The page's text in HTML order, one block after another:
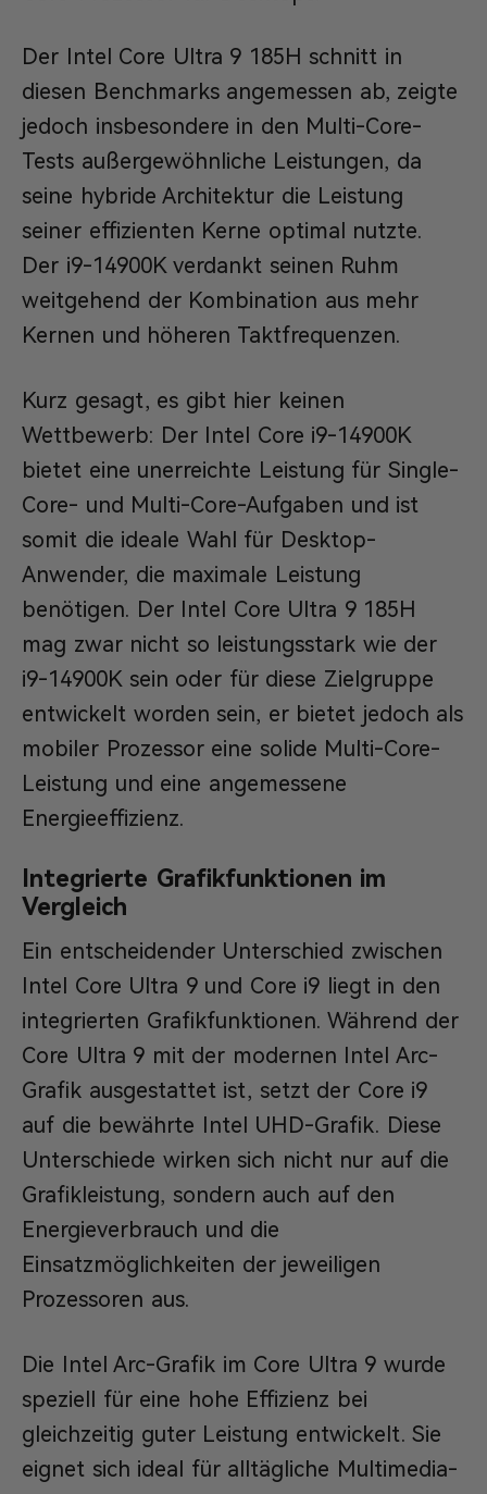
Der Intel Core Ultra 9 185H schnitt in
diesen Benchmarks angemessen ab, zeigte
jedoch insbesondere in den Multi-Core-
Tests außergewöhnliche Leistungen, da
seine hybride Architektur die Leistung
seiner effizienten Kerne optimal nutzte.
Der i9-14900K verdankt seinen Ruhm
weitgehend der Kombination aus mehr
Kernen und höheren Taktfrequenzen.
Kurz gesagt, es gibt hier keinen
Wettbewerb: Der Intel Core i9-14900K
bietet eine unerreichte Leistung für Single-
Core- und Multi-Core-Aufgaben und ist
somit die ideale Wahl für Desktop-
Anwender, die maximale Leistung
benötigen. Der Intel Core Ultra 9 185H
mag zwar nicht so leistungsstark wie der
i9-14900K sein oder für diese Zielgruppe
entwickelt worden sein, er bietet jedoch als
mobiler Prozessor eine solide Multi-Core-
Leistung und eine angemessene
Energieeffizienz.
Integrierte Grafikfunktionen im
Vergleich
Ein entscheidender Unterschied zwischen
Intel Core Ultra 9 und Core i9 liegt in den
integrierten Grafikfunktionen. Während der
Core Ultra 9 mit der modernen Intel Arc-
Grafik ausgestattet ist, setzt der Core i9
auf die bewährte Intel UHD-Grafik. Diese
Unterschiede wirken sich nicht nur auf die
Grafikleistung, sondern auch auf den
Energieverbrauch und die
Einsatzmöglichkeiten der jeweiligen
Prozessoren aus.
Die Intel Arc-Grafik im Core Ultra 9 wurde
speziell für eine hohe Effizienz bei
gleichzeitig guter Leistung entwickelt. Sie
eignet sich ideal für alltägliche Multimedia-